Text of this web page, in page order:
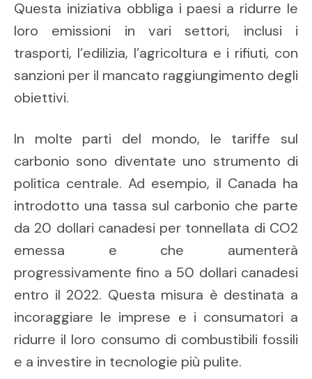
Questa iniziativa obbliga i paesi a ridurre le
loro emissioni in vari settori, inclusi i
trasporti, l’edilizia, l’agricoltura e i rifiuti, con
sanzioni per il mancato raggiungimento degli
obiettivi.
In molte parti del mondo, le tariffe sul
carbonio sono diventate uno strumento di
politica centrale. Ad esempio, il Canada ha
introdotto una tassa sul carbonio che parte
da 20 dollari canadesi per tonnellata di CO2
emessa e che aumenterà
progressivamente fino a 50 dollari canadesi
entro il 2022. Questa misura è destinata a
incoraggiare le imprese e i consumatori a
ridurre il loro consumo di combustibili fossili
e a investire in tecnologie più pulite.